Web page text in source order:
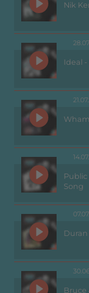
Nik
Ideal
Public
Song
Duran
Bruce